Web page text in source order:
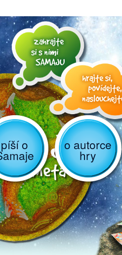
píší o o autorce
hry